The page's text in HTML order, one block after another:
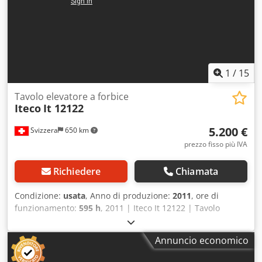
1 / 15
Svizzera 650 km
Tavolo elevatore a forbice
Iteco It 12122
5.200 €
prezzo fisso più IVA
Richiedere Chiamata
Condizione: usata, Anno di produzione: 2011, ore di
funzionamento: 595 h, 2011 | Iteco It 12122 | Tavolo
elevatore a pantografo usato | 595 ore 📍Località: Svizzera
🚛 Consegna disponibile fino alla destinazione desiderata:
utilizzate il nostro calcolatore di spedizione per stimare i
costi di trasporto! Crodpfjzrxadjx Ag Ssf 💰 Acquistate
Annuncio economico